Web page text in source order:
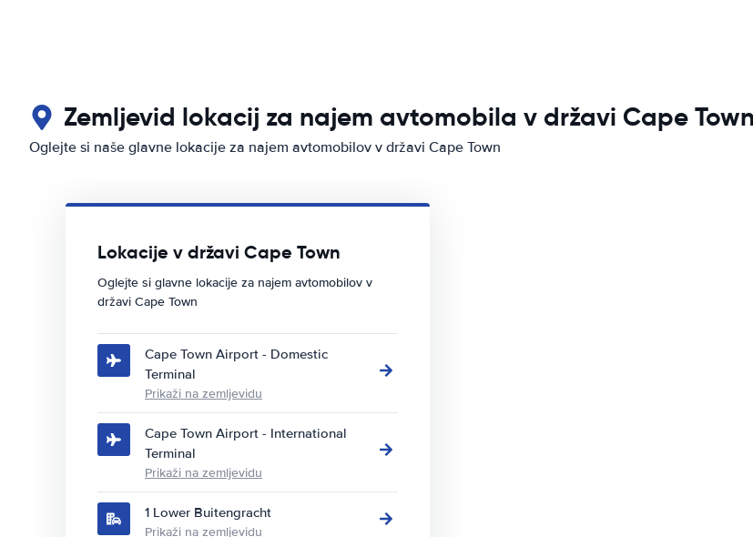
Zemljevid lokacij za najem avtomobila v državi Cape Town
Oglejte si naše glavne lokacije za najem avtomobilov v državi Cape Town
Lokacije v državi Cape Town
Oglejte si glavne lokacije za najem avtomobilov v
državi Cape Town
Cape Town Airport - Domestic
Terminal
Prikaži na zemljevidu
Cape Town Airport - International
Terminal
Prikaži na zemljevidu
1 Lower Buitengracht
Prikaži na zemljevidu